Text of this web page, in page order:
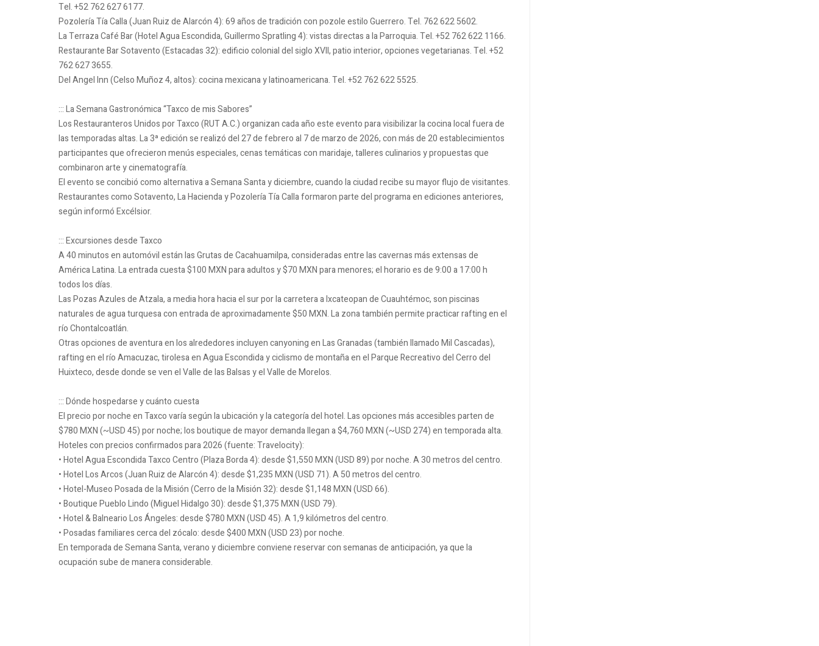
Tel. +52 762 627 6177.
Pozolería Tía Calla (Juan Ruiz de Alarcón 4): 69 años de tradición con pozole estilo Guerrero. Tel. 762 622 5602.
La Terraza Café Bar (Hotel Agua Escondida, Guillermo Spratling 4): vistas directas a la Parroquia. Tel. +52 762 622 1166.
Restaurante Bar Sotavento (Estacadas 32): edificio colonial del siglo XVII, patio interior, opciones vegetarianas. Tel. +52
762 627 3655.
Del Angel Inn (Celso Muñoz 4, altos): cocina mexicana y latinoamericana. Tel. +52 762 622 5525.
::: La Semana Gastronómica “Taxco de mis Sabores”
Los Restauranteros Unidos por Taxco (RUT A.C.) organizan cada año este evento para visibilizar la cocina local fuera de
las temporadas altas. La 3ª edición se realizó del 27 de febrero al 7 de marzo de 2026, con más de 20 establecimientos
participantes que ofrecieron menús especiales, cenas temáticas con maridaje, talleres culinarios y propuestas que
combinaron arte y cinematografía.
El evento se concibió como alternativa a Semana Santa y diciembre, cuando la ciudad recibe su mayor flujo de visitantes.
Restaurantes como Sotavento, La Hacienda y Pozolería Tía Calla formaron parte del programa en ediciones anteriores,
según informó Excélsior.
::: Excursiones desde Taxco
A 40 minutos en automóvil están las Grutas de Cacahuamilpa, consideradas entre las cavernas más extensas de
América Latina. La entrada cuesta $100 MXN para adultos y $70 MXN para menores; el horario es de 9:00 a 17:00 h
todos los días.
Las Pozas Azules de Atzala, a media hora hacia el sur por la carretera a Ixcateopan de Cuauhtémoc, son piscinas
naturales de agua turquesa con entrada de aproximadamente $50 MXN. La zona también permite practicar rafting en el
río Chontalcoatlán.
Otras opciones de aventura en los alrededores incluyen canyoning en Las Granadas (también llamado Mil Cascadas),
rafting en el río Amacuzac, tirolesa en Agua Escondida y ciclismo de montaña en el Parque Recreativo del Cerro del
Huixteco, desde donde se ven el Valle de las Balsas y el Valle de Morelos.
::: Dónde hospedarse y cuánto cuesta
El precio por noche en Taxco varía según la ubicación y la categoría del hotel. Las opciones más accesibles parten de
$780 MXN (~USD 45) por noche; los boutique de mayor demanda llegan a $4,760 MXN (~USD 274) en temporada alta.
Hoteles con precios confirmados para 2026 (fuente: Travelocity):
• Hotel Agua Escondida Taxco Centro (Plaza Borda 4): desde $1,550 MXN (USD 89) por noche. A 30 metros del centro.
• Hotel Los Arcos (Juan Ruiz de Alarcón 4): desde $1,235 MXN (USD 71). A 50 metros del centro.
• Hotel-Museo Posada de la Misión (Cerro de la Misión 32): desde $1,148 MXN (USD 66).
• Boutique Pueblo Lindo (Miguel Hidalgo 30): desde $1,375 MXN (USD 79).
• Hotel & Balneario Los Ángeles: desde $780 MXN (USD 45). A 1,9 kilómetros del centro.
• Posadas familiares cerca del zócalo: desde $400 MXN (USD 23) por noche.
En temporada de Semana Santa, verano y diciembre conviene reservar con semanas de anticipación, ya que la
ocupación sube de manera considerable.